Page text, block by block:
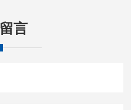
言